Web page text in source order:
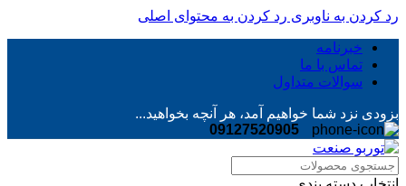
رد کردن به ناوبری رد کردن به محتوای اصلی
خبرنامه
تماس با ما
سوالات متداول
بزودی نزد شما خواهیم آمد، هر آنچه بخواهید...
09127520905